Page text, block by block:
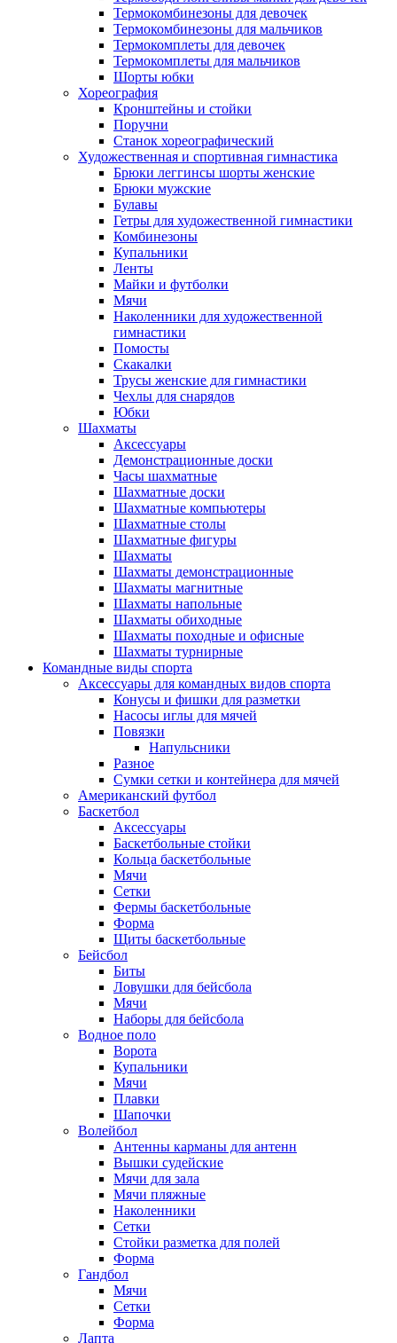
Термокомбинезоны для девочек
Термокомбинезоны для мальчиков
Термокомплеты для девочек
Термокомплеты для мальчиков
Шорты юбки
Хореография
Кронштейны и стойки
Поручни
Станок хореографический
Художественная и спортивная гимнастика
Брюки леггинсы шорты женские
Брюки мужские
Булавы
Гетры для художественной гимнастики
Комбинезоны
Купальники
Ленты
Майки и футболки
Мячи
Наколенники для художественной
гимнастики
Помосты
Скакалки
Трусы женские для гимнастики
Чехлы для снарядов
Юбки
Шахматы
Аксессуары
Демонстрационные доски
Часы шахматные
Шахматные доски
Шахматные компьютеры
Шахматные столы
Шахматные фигуры
Шахматы
Шахматы демонстрационные
Шахматы магнитные
Шахматы напольные
Шахматы обиходные
Шахматы походные и офисные
Шахматы турнирные
Командные виды спорта
Аксессуары для командных видов спорта
Конусы и фишки для разметки
Насосы иглы для мячей
Повязки
Напульсники
Разное
Сумки сетки и контейнера для мячей
Американский футбол
Баскетбол
Аксессуары
Баскетбольные стойки
Кольца баскетбольные
Мячи
Сетки
Фермы баскетбольные
Форма
Щиты баскетбольные
Бейсбол
Биты
Ловушки для бейсбола
Мячи
Наборы для бейсбола
Водное поло
Ворота
Купальники
Мячи
Плавки
Шапочки
Волейбол
Антенны карманы для антенн
Вышки судейские
Мячи для зала
Мячи пляжные
Наколенники
Сетки
Стойки разметка для полей
Форма
Гандбол
Мячи
Сетки
Форма
Лапта